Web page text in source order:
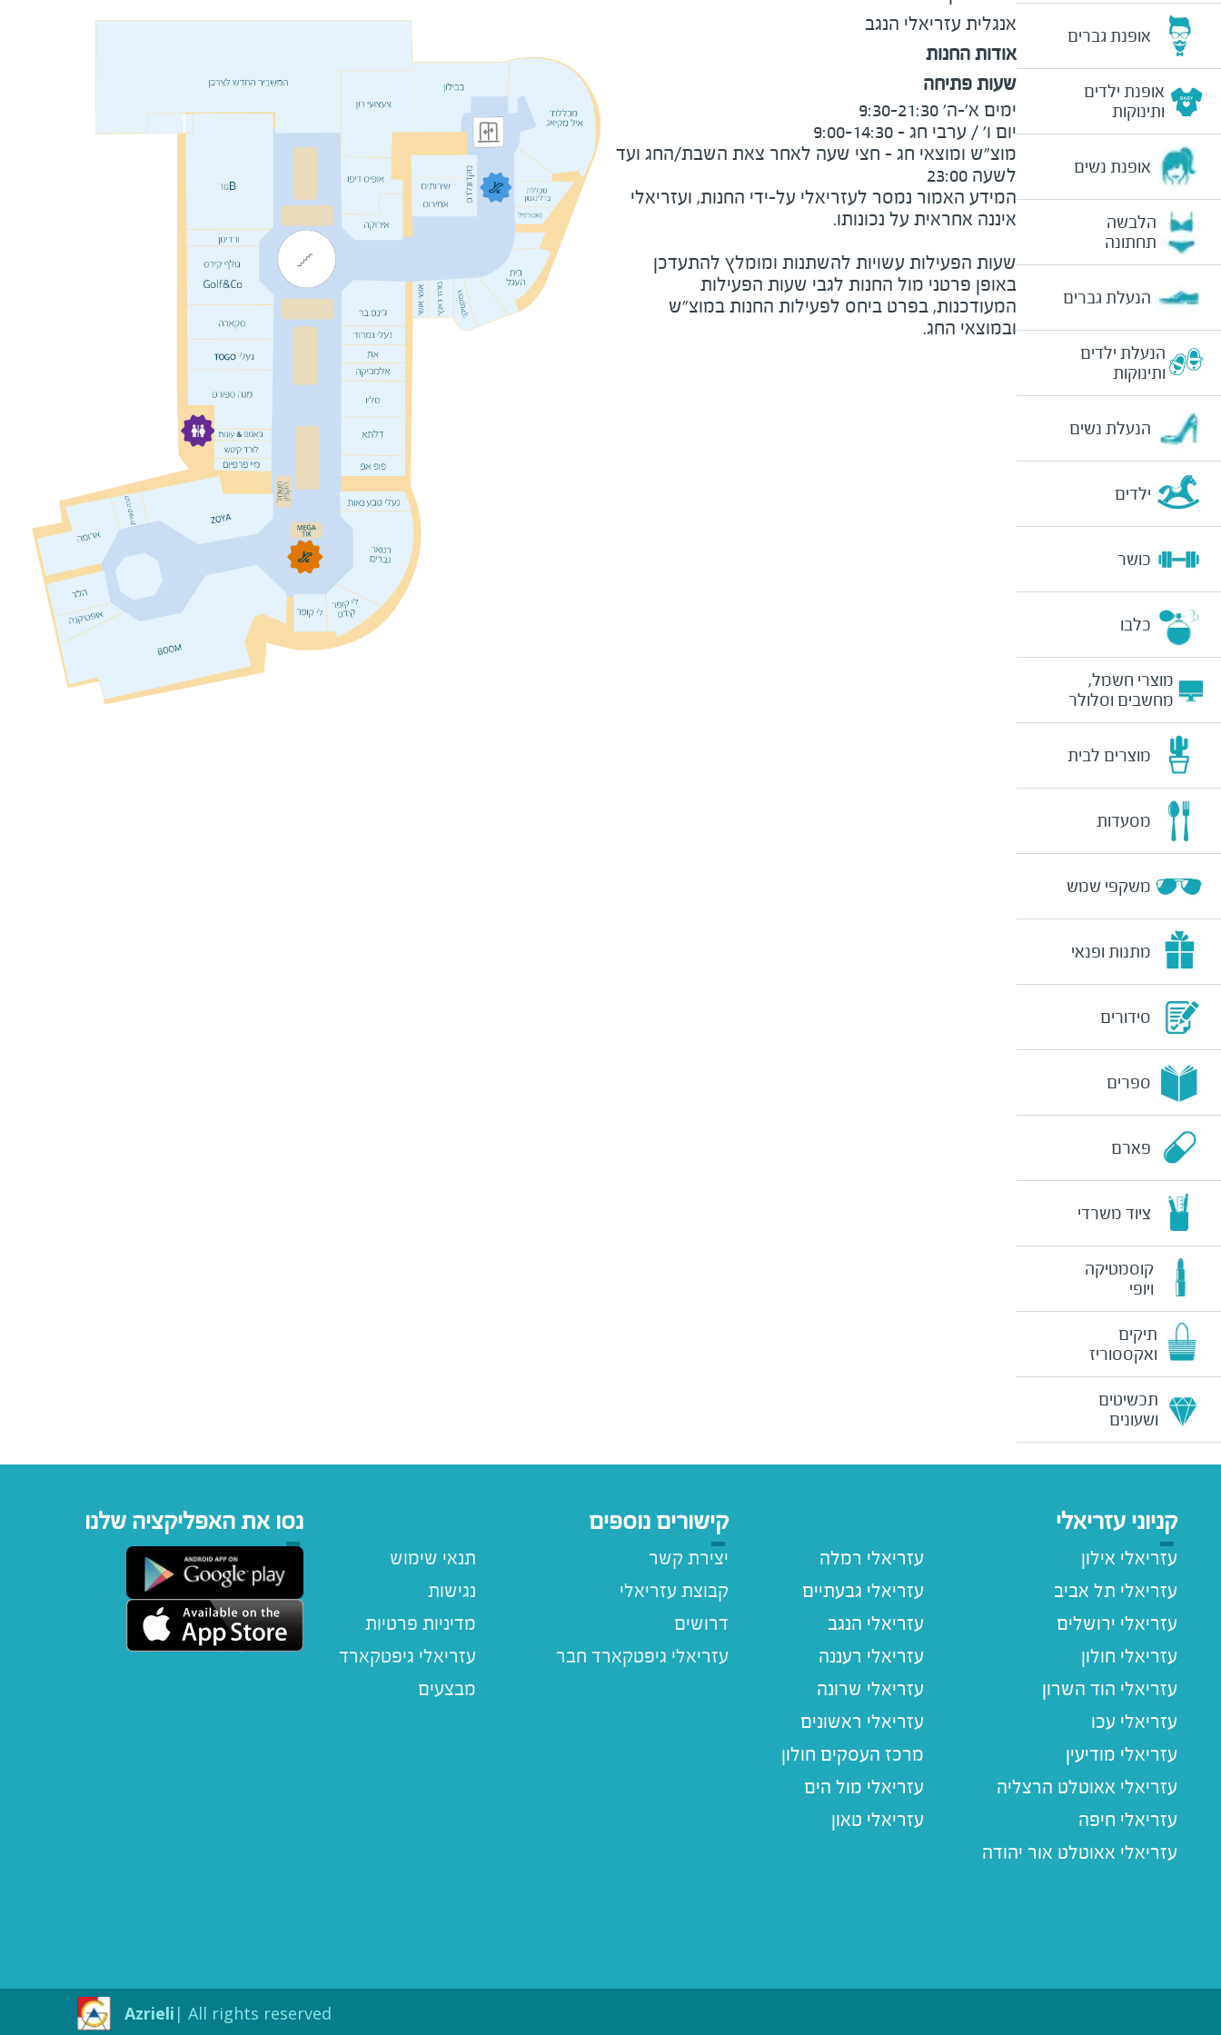
אופנת גברים
אופנת ילדים
ותינוקות
אופנת נשים
הלבשה
תחתונה
הנעלת גברים
הנעלת ילדים
ותינוקות
הנעלת נשים
ילדים
כושר
כלבו
מוצרי חשמל,
מחשבים וסלולר
מוצרים לבית
מסעדות
משקפי שמש
מתנות ופנאי
סידורים
ספרים
פארם
ציוד משרדי
קוסמטיקה
ויופי
תיקים
ואקססוריז
תכשיטים
ושעונים
אנגלית עזריאלי הנגב
אודות החנות
שעות פתיחה
לשעה 23:00
המידע האמור נמסר לעזריאלי על-ידי החנות, ועזריאלי
שעות הפעילות עשויות להשתנות ומומלץ להתעדכן
באופן פרטני מול החנות לגבי שעות הפעילות
המעודכנות, בפרט ביחס לפעילות החנות במוצ"ש
ובמוצאי החג.
קניוני עזריאלי
עזריאלי אילון
עזריאלי תל אביב
עזריאלי ירושלים
עזריאלי חולון
עזריאלי הוד השרון
עזריאלי עכו
עזריאלי מודיעין
עזריאלי אאוטלט הרצליה
עזריאלי חיפה
עזריאלי אאוטלט אור יהודה
עזריאלי רמלה
עזריאלי גבעתיים
עזריאלי הנגב
עזריאלי רעננה
עזריאלי שרונה
עזריאלי ראשונים
מרכז העסקים חולון
עזריאלי מול הים
עזריאלי טאון
קישורים נוספים
תנאי שימוש
נגישות
מדיניות פרטיות
עזריאלי גיפטקארד
מבצעים
יצירת קשר
קבוצת עזריאלי
דרושים
נסו את האפליקציה שלנו
All rights reserved |
Azrieli